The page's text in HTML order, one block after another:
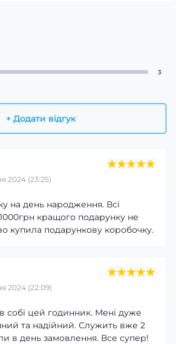
+ Додати відгук
3
2024 (23:25)
на день народження. Всі
кращого подарунку не
купила подарункову коробочку.
2024 (22:09)
собі цей годинник. Мені дуже
та надійний. Служить вже 2
в день замовлення. Все супер!